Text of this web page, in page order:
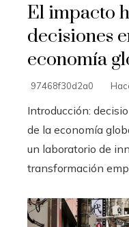
El impacto
decisiones
economía
97468f30d2a0
Introducción:
de la economía
un laboratorio de
transformación